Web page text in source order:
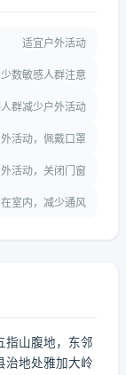
适宜户外活动
数敏感人群注意
群减少户外活动
活动，佩戴口罩
活动，关闭门窗
室内，减少通风
指山腹地，东邻
治地处雅加大岭